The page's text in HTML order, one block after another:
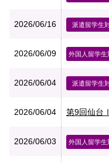
2026/06/16 派遣留学生
2026/06/09 外国人留学生
2026/06/04 派遣留学生
2026/06/04 第9回仙台
2026/06/03 外国人留学生